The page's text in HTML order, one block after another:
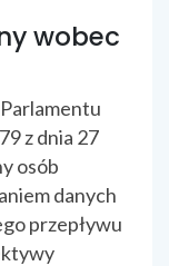
wobec
z dnia 27
osób
danych
przepływu